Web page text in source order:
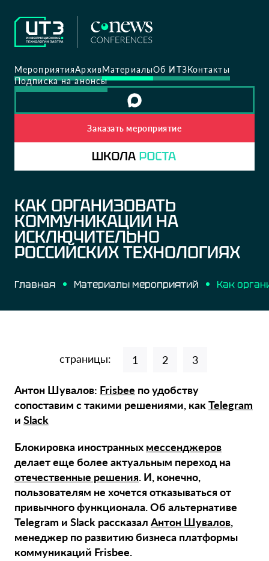
МероприятияАрхивМатериалыОб ИТЗКонтакты
Подписка на анонсы
Заказать мероприятие
КАК ОРГАНИЗОВАТЬ
КОММУНИКАЦИИ НА
ИСКЛЮЧИТЕЛЬНО
РОССИЙСКИХ ТЕХНОЛОГИЯХ
Главная Материалы мероприятий
страницы: 1 2 3
Антон Шувалов: Frisbee по удобству
сопоставим с такими решениями, какTelegram
и Slack
Блокировка иностранных мессенджеров
делает еще более актуальным переход на
отечественные решения. И, конечно,
пользователям не хочется отказываться от
привычного функционала. Об альтернативе
Telegram и Slack рассказал Антон Шувалов,
менеджер по развитию бизнеса платформы
коммуникаций Frisbee.